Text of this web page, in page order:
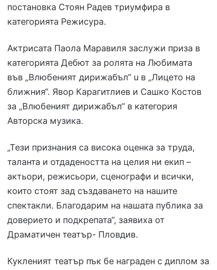
постановка Стоян Радев триумфира в
категорията Режисура.
Актрисата Паола Маравиля заслужи приза в
категорията Дебют за ролята на Любимата
във „Влюбеният дирижабъл“ u в „Лицето на
ближния“. Явор Карагитлиев и Сашко Костов
за „Влюбеният дирижабъл“ в категория
Авторска музика.
„Тези признания са висока оценка за труда,
таланта и отдадеността на целия ни екип –
актьори, режисьори, сценографи и всички,
които стоят зад създаването на нашите
спектакли. Благодарим на нашата публика за
доверието и подкрепата“, заявиха от
Драматичен театър- Пловдив.
Кукленият театър пък бе награден с диплом за